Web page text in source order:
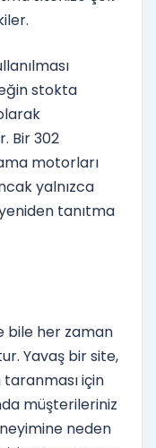
stokta
Bir 302
motorları
yalnızca
tanıtma
bile her zaman
Yavaş bir site,
için
müşterileriniz
neden